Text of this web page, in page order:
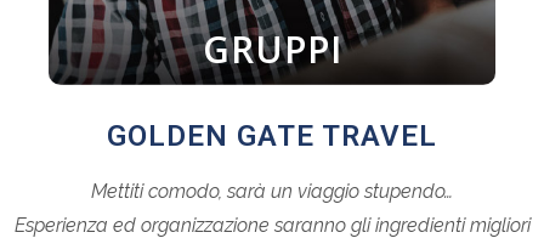
GRUPPI
GOLDEN GATE TRAVEL
Mettiti comodo, sarà un viaggio stupendo…
Esperienza ed organizzazione saranno gli ingredienti migliori